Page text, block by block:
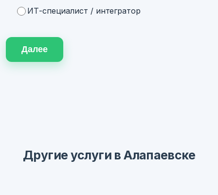
ИТ-специалист / интегратор
Далее
Другие услуги в Алапаевске